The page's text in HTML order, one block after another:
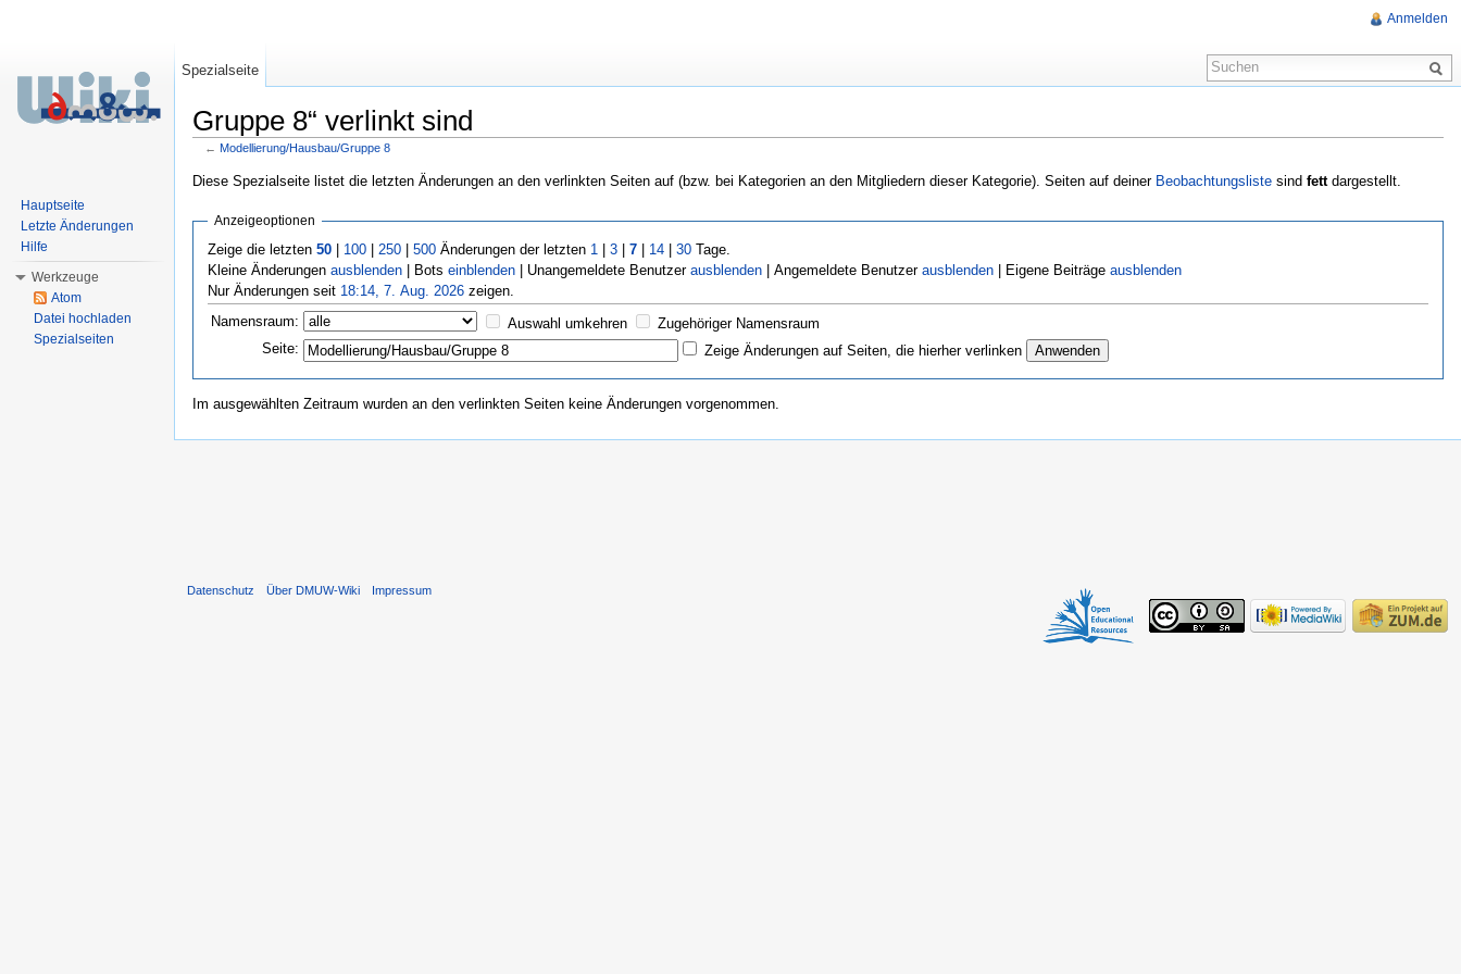
Gruppe 8“ verlinkt sind
← Modellierung/Hausbau/Gruppe 8
Diese Spezialseite listet die letzten Änderungen an den verlinkten Seiten auf (bzw. bei Kategorien an den Mitgliedern dieser Kategorie). Seiten auf deiner Beobachtungsliste sind fettdargestellt.
Anzeigeoptionen
Zeige die letzten 50| 100| 250| 500Änderungen der letzten 1 | 3| 7| 14| 30Tage.
Kleine Änderungen ausblenden| Bots einblenden| Unangemeldete Benutzer ausblenden| Angemeldete Benutzer ausblenden| Eigene Beiträge ausblenden
Nur Änderungen seit 18:14, 7. Aug. 2026zeigen.
Namensraum:
Auswahl umkehren
Zugehöriger Namensraum
Seite:
Zeige Änderungen auf Seiten, die hierher verlinken
Im ausgewählten Zeitraum wurden an den verlinkten Seiten keine Änderungen vorgenommen.
Anmelden
Spezialseite
Hauptseite
Letzte Änderungen
Hilfe
Werkzeuge
Atom
Datei hochladen
Spezialseiten
Datenschutz Über DMUW-Wiki Impressum